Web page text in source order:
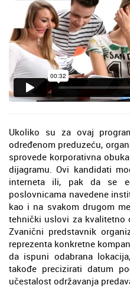
Ukoliko su za ovaj
određenom preduzeću,
sprovede korporativna
dijagramu. Ovi kandidati
interneta ili, pak da se
poslovnicama navedene
kao i na svakom drugom
tehnički uslovi za kvalitetno
Zvanični predstavnik
reprezenta konkretne
da ispuni odabrana
takođe precizirati datum
učestalost održavanja